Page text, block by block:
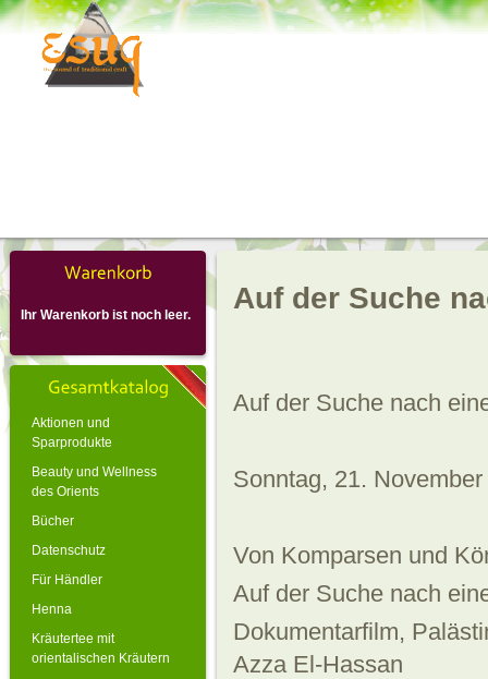
Ihr Warenkorb ist noch leer.
Aktionen und
Sparprodukte
Beauty und Wellness
des Orients
Bücher
Datenschutz
Für Händler
Henna
Kräutertee mit
orientalischen Kräutern
Auf der Suche
Auf der Suche nach
Sonntag, 21.
Von Komparsen und
Auf der Suche nach
Dokumentarfilm,
Azza El-Hassan